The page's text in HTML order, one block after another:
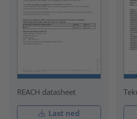
REACH datasheet
Last ned